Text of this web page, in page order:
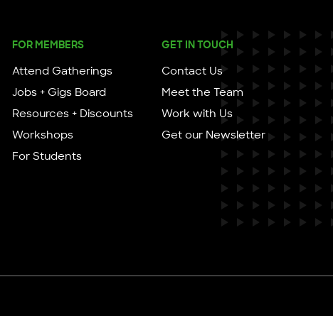
FOR MEMBERS
Attend Gatherings
Jobs + Gigs Board
Resources + Discounts
Workshops
For Students
GET IN TOUCH
Contact Us
Meet the Team
Work with Us
Get our Newsletter